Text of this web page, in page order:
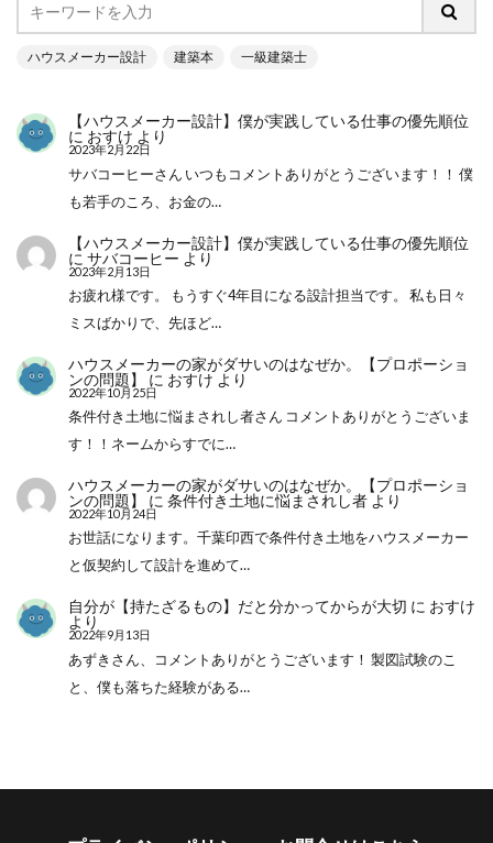
ハウスメーカー設計 建築本 一級建築士
【ハウスメーカー設計】僕が実践している仕事の優先順位
に おすけ より
2023年2月22日
サバコーヒーさん いつもコメントありがとうございます！！ 僕
も若手のころ、お金の…
【ハウスメーカー設計】僕が実践している仕事の優先順位
に サバコーヒー より
2023年2月13日
お疲れ様です。 もうすぐ4年目になる設計担当です。 私も日々
ミスばかりで、先ほど…
ハウスメーカーの家がダサいのはなぜか。【プロポーショ
ンの問題】
に おすけ より
2022年10月25日
条件付き土地に悩まされし者さん コメントありがとうございま
す！！ネームからすでに…
ハウスメーカーの家がダサいのはなぜか。【プロポーショ
ンの問題】
に 条件付き土地に悩まされし者より
2022年10月24日
お世話になります。千葉印西で条件付き土地をハウスメーカー
と仮契約して設計を進めて…
自分が【持たざるもの】だと分かってからが大切 に おすけ
より
2022年9月13日
あずきさん、コメントありがとうございます！ 製図試験のこ
と、僕も落ちた経験がある…